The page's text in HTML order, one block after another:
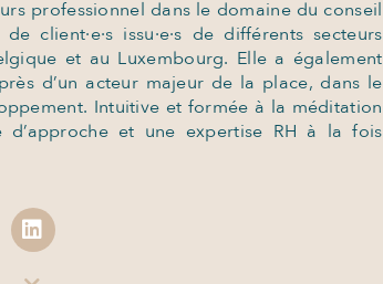
professionnel dans le domaine du conseil
client·e·s issu·e·s de différents secteurs
et au Luxembourg. Elle a également
d’un acteur majeur de la place, dans le
Intuitive et formée à la méditation
d’approche et une expertise RH à la fois